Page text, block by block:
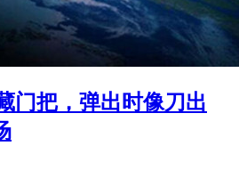
门把，弹出时像刀出